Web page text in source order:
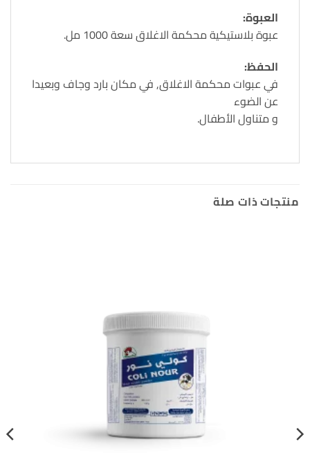
العبوة:
عبوة بلاستيكية محكمة الاغلاق سعة 1000 مل.
الحفظ:
في عبوات محكمة الاغلاق, في مكان بارد وجاف وبعيدا
عن الضوء
و متناول الأطفال.
منتجات ذات صلة